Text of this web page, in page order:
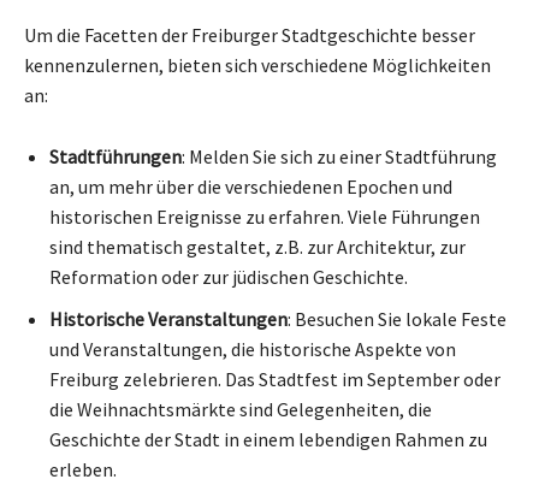
Um die Facetten der Freiburger Stadtgeschichte besser
kennenzulernen, bieten sich verschiedene Möglichkeiten
an:
Stadtführungen: Melden Sie sich zu einer Stadtführung
an, um mehr über die verschiedenen Epochen und
historischen Ereignisse zu erfahren. Viele Führungen
sind thematisch gestaltet, z.B. zur Architektur, zur
Reformation oder zur jüdischen Geschichte.
Historische Veranstaltungen: Besuchen Sie lokale Feste
und Veranstaltungen, die historische Aspekte von
Freiburg zelebrieren. Das Stadtfest im September oder
die Weihnachtsmärkte sind Gelegenheiten, die
Geschichte der Stadt in einem lebendigen Rahmen zu
erleben.